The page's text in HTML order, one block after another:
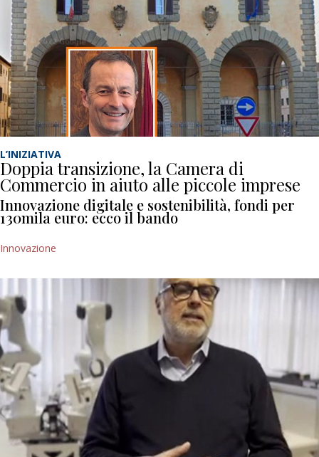
L’INIZIATIVA
Doppia transizione, la Camera di
Commercio in aiuto alle piccole imprese
Innovazione digitale e sostenibilità, fondi per
130mila euro: ecco il bando
Innovazione